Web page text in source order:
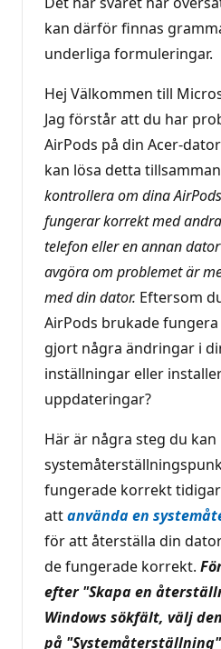
kan därför finnas
underliga formuleringar.
Hej Välkommen till
Jag förstår att du har
AirPods på din Acer-
kan lösa detta
kontrollera om dina
fungerar korrekt med
telefon eller en annan
avgöra om problemet är
med din dator. Eftersom
AirPods brukade
gjort några ändringar i
inställningar eller
uppdateringar?
Här är några steg du kan
fungerade korrekt
attanvända en
för att återställa din
de fungerade korrekt.
efter "Skapa en
Windows sökfält, välj
på